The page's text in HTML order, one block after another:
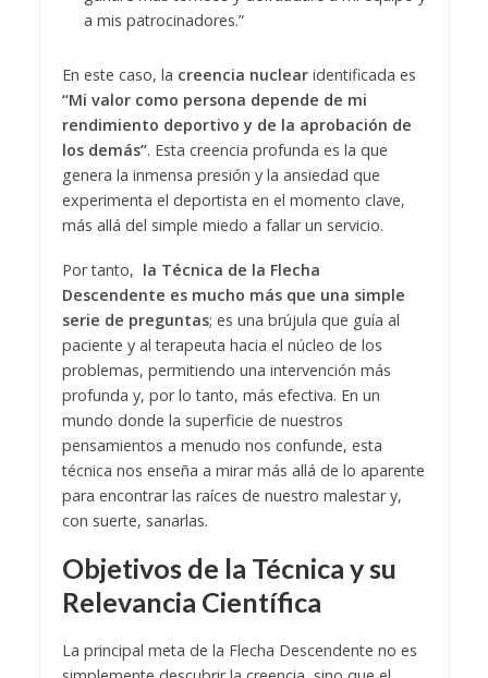
a mis patrocinadores.”
En este caso, la creencia nuclearidentificada es
“Mi valor como persona depende de mi
rendimiento deportivo y de la aprobación de
los demás”. Esta creencia profunda es la que
genera la inmensa presión y la ansiedad que
experimenta el deportista en el momento clave,
más allá del simple miedo a fallar un servicio.
Por tanto, la Técnica de la Flecha
Descendente es mucho más que una simple
serie de preguntas; es una brújula que guía al
paciente y al terapeuta hacia el núcleo de los
problemas, permitiendo una intervención más
profunda y, por lo tanto, más efectiva. En un
mundo donde la superficie de nuestros
pensamientos a menudo nos confunde, esta
técnica nos enseña a mirar más allá de lo aparente
para encontrar las raíces de nuestro malestar y,
con suerte, sanarlas.
Objetivos de la Técnica y su
Relevancia Científica
La principal meta de la Flecha Descendente no es